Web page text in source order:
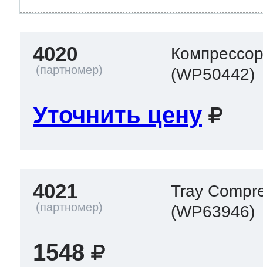
4020
(WP50442)
Уточнить цену
4021
Tray
(WP63946)
1548